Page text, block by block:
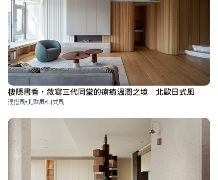
棲隱書香，敘寫三代同堂的療癒溫潤之境│北歐日式風
混搭風 北歐風 日式風